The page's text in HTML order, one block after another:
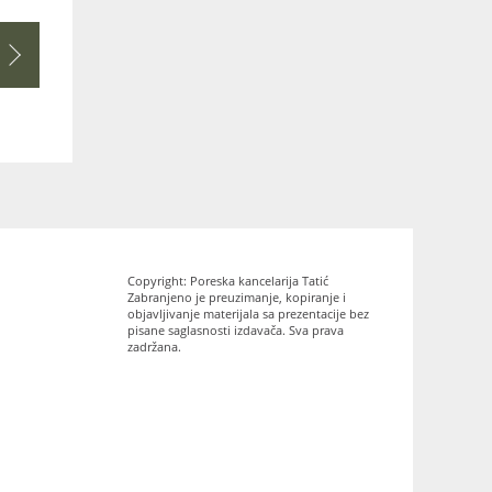
Copyright: Poreska kancelarija Tatić
Zabranjeno je preuzimanje, kopiranje i
objavljivanje materijala sa prezentacije bez
pisane saglasnosti izdavača. Sva prava
zadržana.